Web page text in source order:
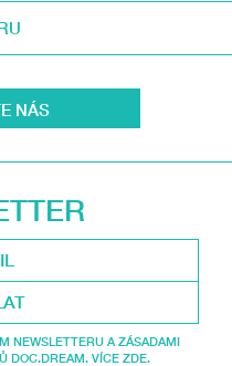
NÁS
NEWSLETTERU A ZÁSADAMI
DOC.DREAM. VÍCE ZDE.